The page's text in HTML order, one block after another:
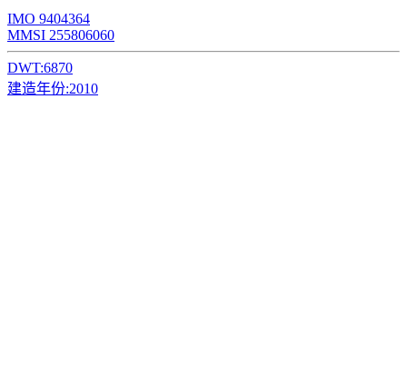
IMO 9404364
MMSI 255806060
DWT:6870
建造年份:2010